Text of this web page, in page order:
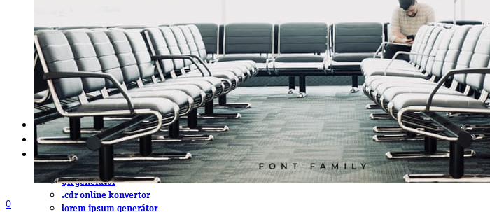
illustrator
lightroom
OS X
office
fonty zadarmo
rozmery papiera
slovník pojmov
DENNÍK DETEPÁKA
OD DETEPÁKOV
ODKAZY
EAN generátor
QR generátor
.cdr online konvertor
lorem ipsum generátor
0